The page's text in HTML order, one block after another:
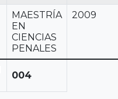
MAESTRÍA
EN
CIENCIAS
PENALES
2009
004